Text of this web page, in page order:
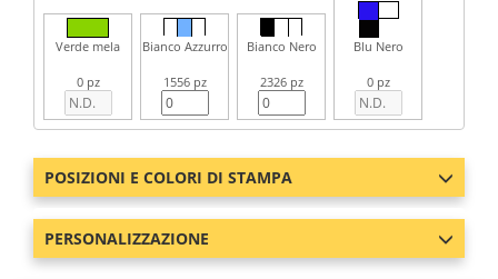
Verde mela
0 pz
Bianco Azzurro
1556 pz
Bianco Nero
2326 pz
Blu Nero
0 pz
POSIZIONI E COLORI DI STAMPA
PERSONALIZZAZIONE